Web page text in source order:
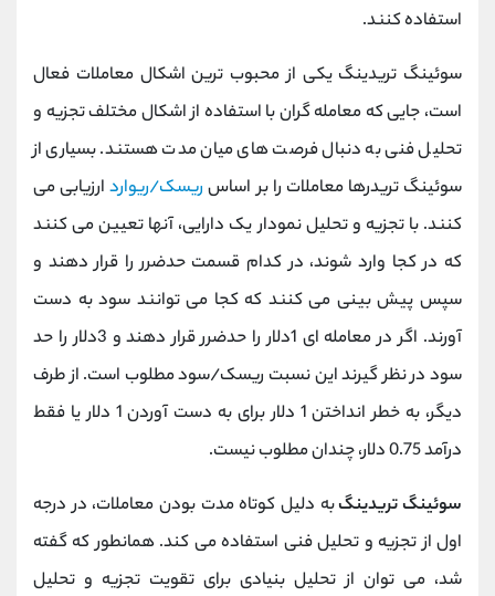
استفاده کنند.
سوئینگ تریدینگ یکی از محبوب ترین اشکال معاملات فعال
است، جایی که معامله گران با استفاده از اشکال مختلف تجزیه و
تحلیل فنی به دنبال فرصت های میان مدت هستند. بسیاری از
سوئینگ تریدرها معاملات را بر اساس ریسک/ریواردارزیابی می
کنند. با تجزیه و تحلیل نمودار یک دارایی، آنها تعیین می کنند
که در کجا وارد شوند، در کدام قسمت حدضرر را قرار دهند و
سپس پیش بینی می کنند که کجا می توانند سود به دست
آورند. اگر در معامله ای 1دلار را حدضرر قرار دهند و 3دلار را حد
سود در نظر گیرند این نسبت ریسک/سود مطلوب است. از طرف
دیگر، به خطر انداختن 1 دلار برای به دست آوردن 1 دلار یا فقط
درآمد 0.75 دلار، چندان مطلوب نیست.
سوئینگ تریدینگبه دلیل کوتاه مدت بودن معاملات، در درجه
اول از تجزیه و تحلیل فنی استفاده می کند. همانطور که گفته
شد، می توان از تحلیل بنیادی برای تقویت تجزیه و تحلیل